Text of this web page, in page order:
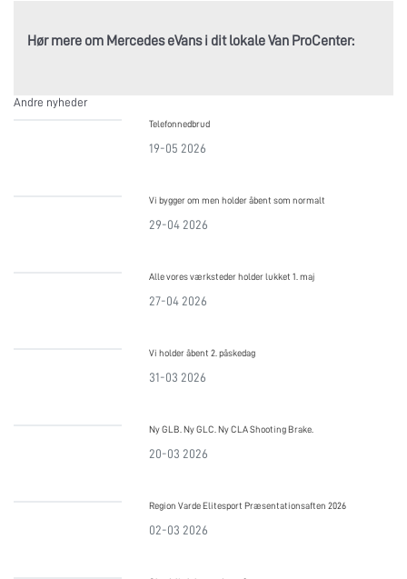
Hør mere om Mercedes eVans i dit lokale Van ProCenter:
Andre nyheder
Telefonnedbrud
19-05 2026
Vi bygger om men holder åbent som normalt
29-04 2026
Alle vores værksteder holder lukket 1. maj
27-04 2026
Vi holder åbent 2. påskedag
31-03 2026
Ny GLB. Ny GLC. Ny CLA Shooting Brake.
20-03 2026
Region Varde Elitesport Præsentationsaften 2026
02-03 2026